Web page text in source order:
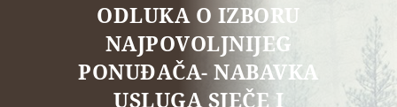
ODLUKA O IZBORU
NAJPOVOLJNIJEG
PONUĐAČA- NABAVKA
USLUGA SJEČE I